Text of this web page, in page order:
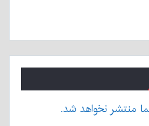
منتشر نخواهد شد.